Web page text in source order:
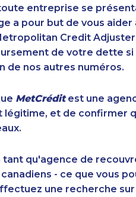
entreprise se
a pour but de vous aider
Credit
de votre dette si
de nos autres numéros.
MetCréditest une
et de confirmer
qu'agence de
- ce que vous
une recherche